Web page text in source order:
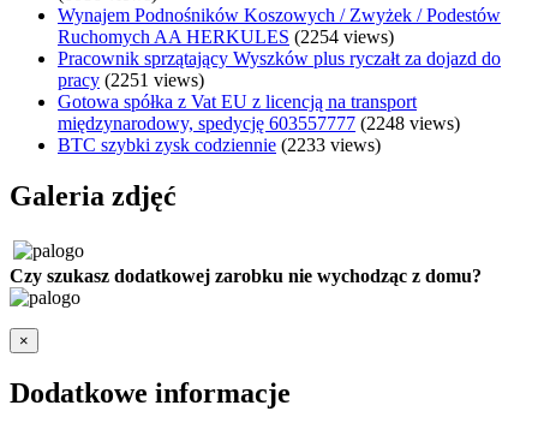
Wynajem Podnośników Koszowych / Zwyżek / Podestów
Ruchomych AA HERKULES (2254 views)
Pracownik sprzątający Wyszków plus ryczałt za dojazd do
pracy (2251 views)
Gotowa spółka z Vat EU z licencją na transport
międzynarodowy, spedycję 603557777 (2248 views)
BTC szybki zysk codziennie (2233 views)
Galeria zdjęć
Czy szukasz dodatkowej zarobku nie wychodząc z domu?
×
Dodatkowe informacje